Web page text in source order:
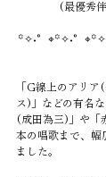
(最優秀伴奏
「G線上のアリ
ス)」などの有名
(成田為三)」や「
本の唱歌まで、幅
ました。